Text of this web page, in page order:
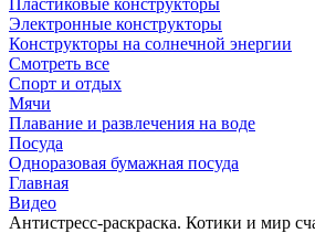
Пластиковые конструкторы
Электронные конструкторы
Конструкторы на солнечной энергии
Смотреть все
Спорт и отдых
Мячи
Плавание и развлечения на воде
Посуда
Одноразовая бумажная посуда
Главная
Видео
Антистресс-раскраска. Котики и мир